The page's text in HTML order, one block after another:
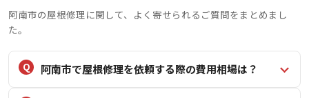
阿南市の屋根修理に関して、よく寄せられるご質問をまとめまし
た。
阿南市で屋根修理を依頼する際の費用相場は？